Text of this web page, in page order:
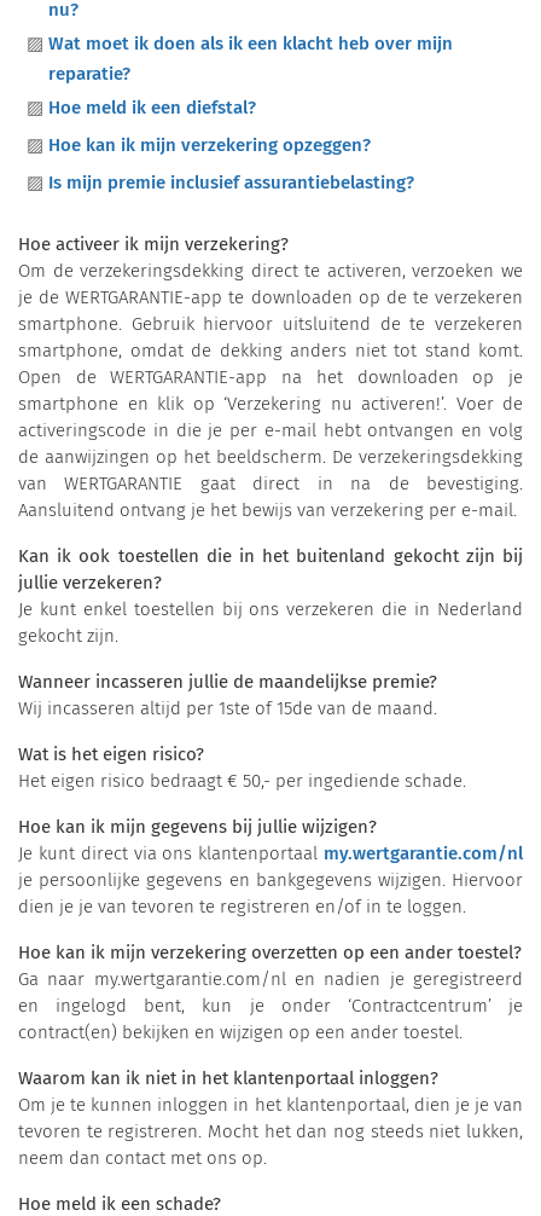
nu?
Wat moet ik doen als ik een klacht heb over mijn
reparatie?
Hoe meld ik een diefstal?
Hoe kan ik mijn verzekering opzeggen?
Is mijn premie inclusief assurantiebelasting?
Hoe activeer ik mijn verzekering?
Om de verzekeringsdekking direct te activeren, verzoeken we
je de WERTGARANTIE-app te downloaden op de te verzekeren
smartphone. Gebruik hiervoor uitsluitend de te verzekeren
smartphone, omdat de dekking anders niet tot stand komt.
Open de WERTGARANTIE-app na het downloaden op je
smartphone en klik op ‘Verzekering nu activeren!’. Voer de
activeringscode in die je per e-mail hebt ontvangen en volg
de aanwijzingen op het beeldscherm. De verzekeringsdekking
van WERTGARANTIE gaat direct in na de bevestiging.
Aansluitend ontvang je het bewijs van verzekering per e-mail.
Kan ik ook toestellen die in het buitenland gekocht zijn bij
jullie verzekeren?
Je kunt enkel toestellen bij ons verzekeren die in Nederland
gekocht zijn.
Wanneer incasseren jullie de maandelijkse premie?
Wij incasseren altijd per 1ste of 15de van de maand.
Wat is het eigen risico?
Het eigen risico bedraagt € 50,- per ingediende schade.
Hoe kan ik mijn gegevens bij jullie wijzigen?
Je kunt direct via ons klantenportaal my.wertgarantie.com/nl
je persoonlijke gegevens en bankgegevens wijzigen. Hiervoor
dien je je van tevoren te registreren en/of in te loggen.
Hoe kan ik mijn verzekering overzetten op een ander toestel?
Ga naar my.wertgarantie.com/nl en nadien je geregistreerd
en ingelogd bent, kun je onder ‘Contractcentrum’ je
contract(en) bekijken en wijzigen op een ander toestel.
Waarom kan ik niet in het klantenportaal inloggen?
Om je te kunnen inloggen in het klantenportaal, dien je je van
tevoren te registreren. Mocht het dan nog steeds niet lukken,
neem dan contact met ons op.
Hoe meld ik een schade?